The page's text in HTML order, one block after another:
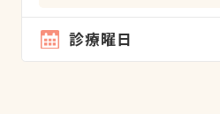
診療曜日